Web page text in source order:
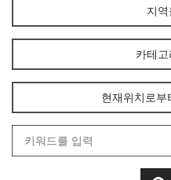
지역
카테
현재위치로부